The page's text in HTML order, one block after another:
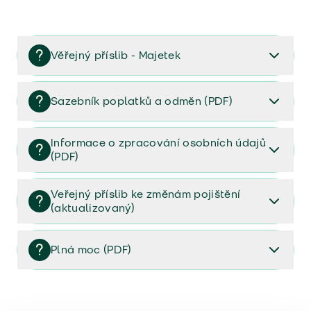
Věřejný příslib - Majetek
Věřejný příslib majetek 2023
Sazebník poplatků a odměn (PDF)
Sazebník poplatků a odměn (PDF)
Informace o zpracování osobních údajů
(PDF)
Informace o zpracování osobních údajů (PDF)
Veřejný příslib ke změnám pojištění
(aktualizovaný)
Veřejný příslib ke změnám pojištění (aktualizovaný)
Plná moc (PDF)